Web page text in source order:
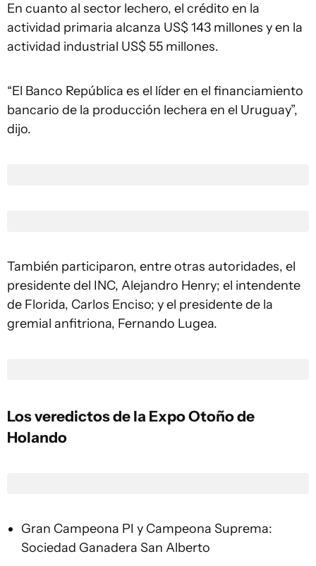
En cuanto al sector lechero, el crédito en la
actividad primaria alcanza US$ 143 millones y en la
actividad industrial US$ 55 millones.
“El Banco República es el líder en el financiamiento
bancario de la producción lechera en el Uruguay”,
dijo.
También participaron, entre otras autoridades, el
presidente del INC, Alejandro Henry; el intendente
de Florida, Carlos Enciso; y el presidente de la
gremial anfitriona, Fernando Lugea.
Los veredictos de la Expo Otoño de
Holando
Gran Campeona PI y Campeona Suprema:
Sociedad Ganadera San Alberto